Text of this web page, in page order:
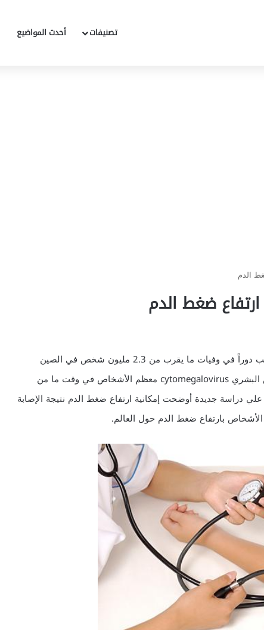
تصنيفات أحدث المواضيع
أشارت دراسة صينية سابقة إلى أن ضغط الدم المرتفع يلعب دوراً في وفيات ما يقرب من 2.3 مليون شخص في الصين
بمشاكل الأوعية الدموية بالقلب كل عام، ويصيب الفيروس البشري cytomegalovirus معظم الأشخاص في وقت ما من
دراسة جديدة أوضحت إمكانية ارتفاع ضغط الدم نتيجة الإصابة
بارتفاع ضغط الدم حول العالم.